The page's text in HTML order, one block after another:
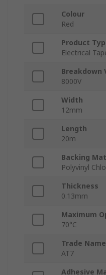
Colour
Red
Product
Electrical
Breakdown
8000V
Width
12mm
Length
20m
Backing
Polyvinyl
Thickness
0.13mm
Maximum
70°C
Trade Name
AT7
Adhesive